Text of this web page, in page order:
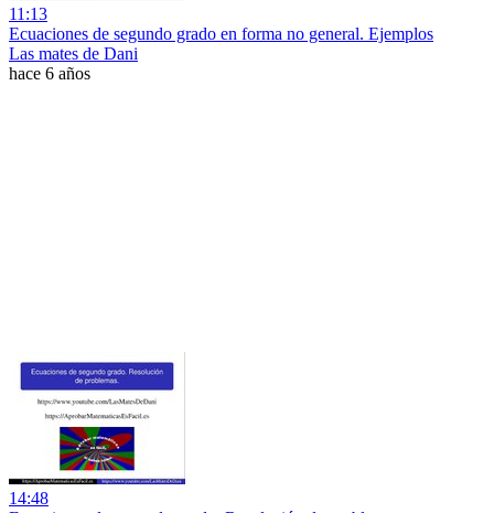
11:13
Ecuaciones de segundo grado en forma no general. Ejemplos
Las mates de Dani
hace 6 años
14:48